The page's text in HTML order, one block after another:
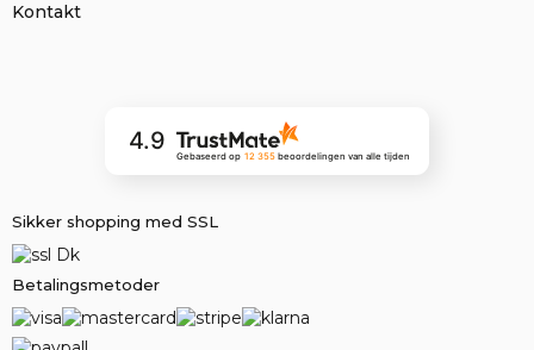
Kontakt
4.9
Gebaseerd op 12 355 beoordelingenvan alle tijden
Sikker shopping med SSL
Betalingsmetoder